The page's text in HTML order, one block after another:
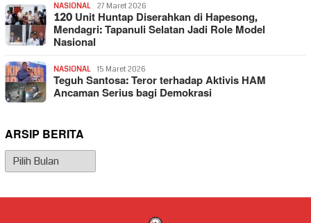
NASIONAL 27 Maret 2026
120 Unit Huntap Diserahkan di Hapesong,
Mendagri: Tapanuli Selatan Jadi Role Model
Nasional
NASIONAL 15 Maret 2026
Teguh Santosa: Teror terhadap Aktivis HAM
Ancaman Serius bagi Demokrasi
ARSIP BERITA
Arsip
Berita